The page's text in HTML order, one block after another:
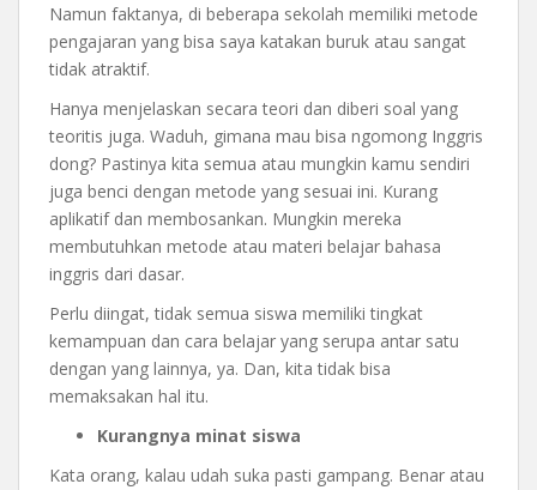
Namun faktanya, di beberapa sekolah memiliki metode
pengajaran yang bisa saya katakan buruk atau sangat
tidak atraktif.
Hanya menjelaskan secara teori dan diberi soal yang
teoritis juga. Waduh, gimana mau bisa ngomong Inggris
dong? Pastinya kita semua atau mungkin kamu sendiri
juga benci dengan metode yang sesuai ini. Kurang
aplikatif dan membosankan. Mungkin mereka
membutuhkan metode atau materi belajar bahasa
inggris dari dasar.
Perlu diingat, tidak semua siswa memiliki tingkat
kemampuan dan cara belajar yang serupa antar satu
dengan yang lainnya, ya. Dan, kita tidak bisa
memaksakan hal itu.
Kurangnya minat siswa
Kata orang, kalau udah suka pasti gampang. Benar atau